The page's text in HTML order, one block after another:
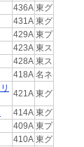
436A 東グ
431A 東グ
429A 東プ
423A 東ス
428A 東ス
418A 名ネ
421A 東グ
414A 東グ
409A 東プ
410A 東グ